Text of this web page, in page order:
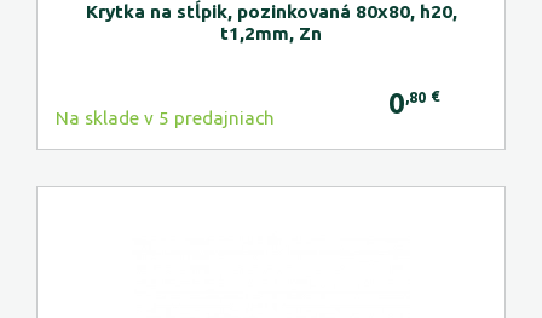
Krytka na stĺpik, pozinkovaná 80x80, h20,
t1,2mm, Zn
Na sklade v 5 predajniach 0 ,80 €